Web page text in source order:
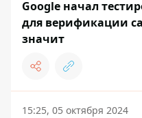
Google начал
для верификации
значит
15:25, 05 октября 2024